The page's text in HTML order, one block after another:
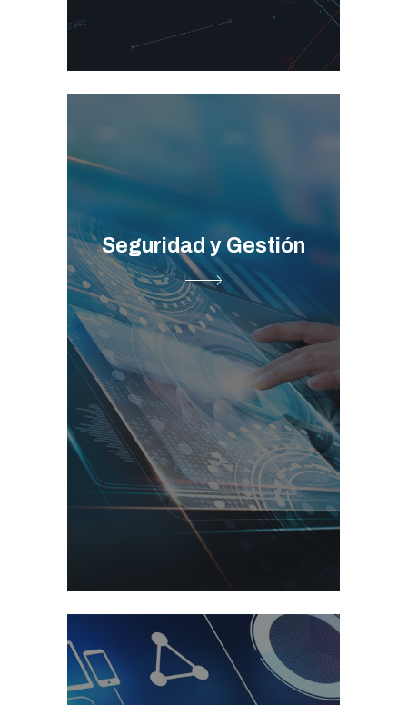
➞
Seguridad y Gestión
Selección del Software y
Microservicios ➞